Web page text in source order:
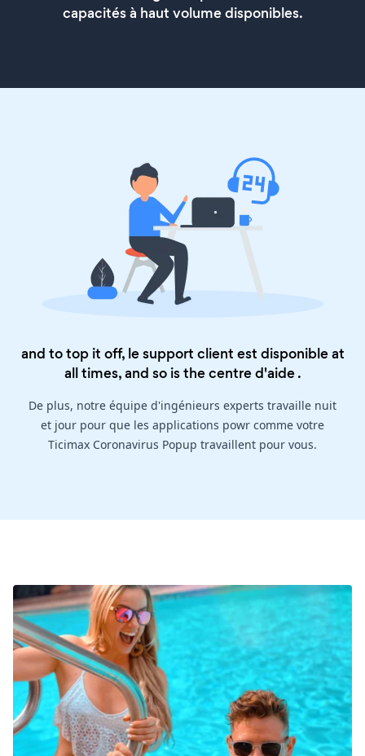
capacités à haut volume disponibles.
and to top it off, le support client est disponible at
all times, and so is thecentre d'aide.
De plus, notre équipe d'ingénieurs experts travaille nuit
et jour pour que les applications powr comme votre
Ticimax Coronavirus Popup travaillent pour vous.